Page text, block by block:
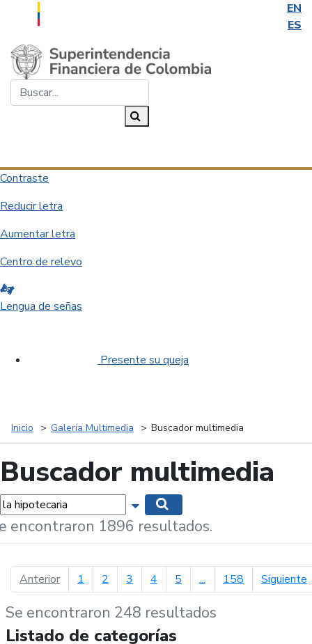
EN
ES
Saltar al contenido principal
Contraste
Reducir letra
Aumentar letra
Centro de relevo
Lengua de señas
Presente su queja
Inicio Galería Multimedia Buscador multimedia
Buscador multimedia
Mostrar opciones de búsqueda
encontraron 1896 resultados.
Anteriorpágina anterior
1 2 3 4 5 ... 158 Siguiente
Se encontraron 248 resultados
Listado de categorías